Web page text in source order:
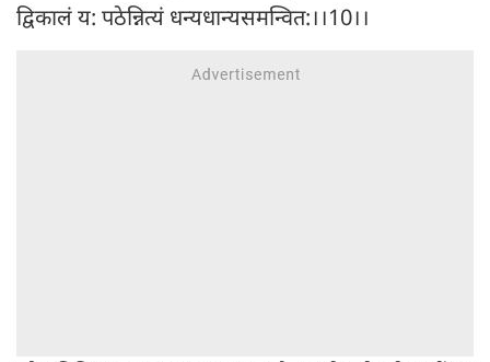
द्विकालं य: पठेन्नित्यं धन्यधान्यसमन्वित:।।10।।